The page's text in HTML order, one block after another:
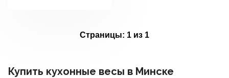
Страницы: 1 из 1
Купить кухонные весы в Минске